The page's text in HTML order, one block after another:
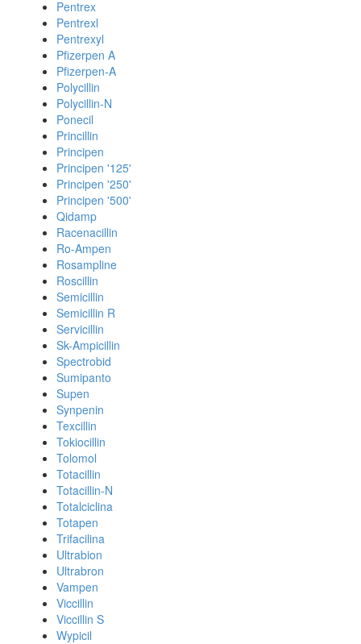
Pentrex
Pentrexl
Pentrexyl
Pfizerpen A
Pfizerpen-A
Polycillin
Polycillin-N
Ponecil
Princillin
Principen
Principen '125'
Principen '250'
Principen '500'
Qidamp
Racenacillin
Ro-Ampen
Rosampline
Roscillin
Semicillin
Semicillin R
Servicillin
Sk-Ampicillin
Spectrobid
Sumipanto
Supen
Synpenin
Texcillin
Tokiocillin
Tolomol
Totacillin
Totacillin-N
Totalciclina
Totapen
Trifacilina
Ultrabion
Ultrabron
Vampen
Viccillin
Viccillin S
Wypicil